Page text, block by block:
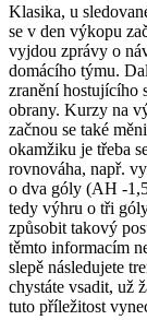
Klasika, u
se v den výkopu
vyjdou zprávy o
domácího týmu.
zranění hostujícího
obrany. Kurzy na
začnou se také
okamžiku je třeba
rovnováha, např.
o dva góly (AH -
tedy výhru o tři
způsobit takový
těmto informacím
slepě následujete
chystáte vsadit, už
tuto příležitost